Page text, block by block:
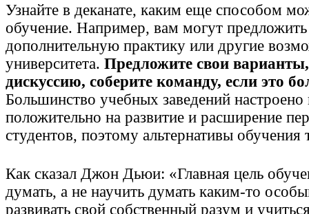
Узнайте в деканате, каким еще способом
обучение. Например, вам могут
дополнительную практику или другие
университета. Предложите свои
дискуссию, соберите команду, если это
Большинство учебных заведений настроено
положительно на развитие и расширение
студентов, поэтому альтернативы обучения
Как сказал Джон Дьюи: «Главная цель
думать, а не научить думать каким-то
развивать свой собственный разум и